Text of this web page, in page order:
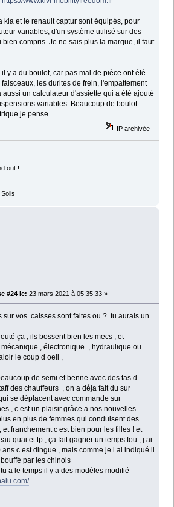
kia et le renault captur sont équipés, pour
variables, d'un système utilisé sur des
bien compris. Je ne sais plus la marque, il faut
y a du boulot, car pas mal de pièce ont été
les durites de frein, l'empattement
aussi un calculateur d'assiette qui a été ajouté
variables. Beaucoup de boulot
je pense.
IP archivée
out !
#24 le: 23 mars 2021 à 05:35:33 »
sur vos caisses sont faites ou ? tu aurais un
ça , ils bossent bien les mecs , et
, électronique , hydraulique ou
le coup d oeil ,
de semi et benne avec des tas d
des chauffeurs , on a déja fait du sur
se déplacent avec commande sur
, c est un plaisir grâce a nos nouvelles
en plus de femmes qui conduisent des
et franchement c est bien pour les filles ! et
quai et tp , ça fait gagner un temps fou , j ai
c est dingue , mais comme je l ai indiqué il
par les chinois
a le temps il y a des modèles modifié